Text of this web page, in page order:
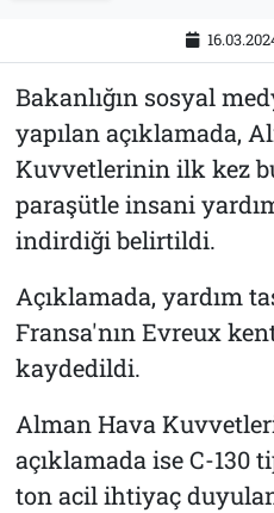
Bakanlığın sosyal
yapılan açıklamada,
Kuvvetlerinin ilk kez
paraşütle insani
indirdiği belirtildi.
Açıklamada, yardım
Fransa'nın Evreux
kaydedildi.
Alman Hava
açıklamada ise C-130
ton acil ihtiyaç